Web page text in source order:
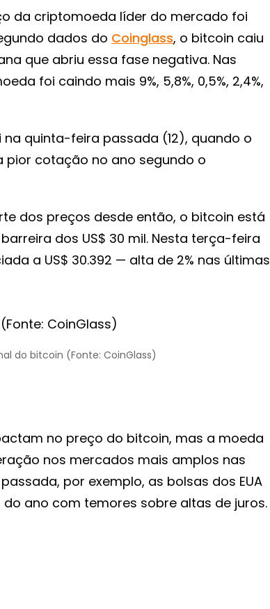
da criptomoeda líder do mercado foi
dados do Coinglass, o bitcoin caiu
que abriu essa fase negativa. Nas
foi caindo mais 9%, 5,8%, 0,5%, 2,4%,
quinta-feira passada (12), quando o
pior cotação no ano segundo o
dos preços desde então, o bitcoin está
dos US$ 30 mil. Nesta terça-feira
a US$ 30.392 — alta de 2% nas últimas
do bitcoin (Fonte: CoinGlass)
no preço do bitcoin, mas a moeda
nos mercados mais amplos nas
por exemplo, as bolsas dos EUA
ano com temores sobre altas de juros.